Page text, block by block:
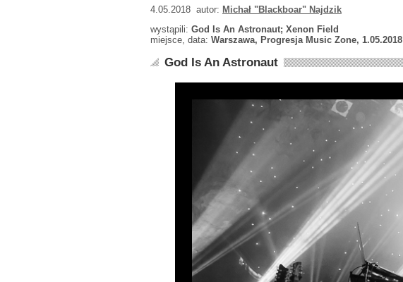
4.05.2018 autor: Michał "Blackboar" Najdzik
wystąpili: God Is An Astronaut; Xenon Field
miejsce, data: Warszawa, Progresja Music Zone, 1.05.2018
God Is An Astronaut